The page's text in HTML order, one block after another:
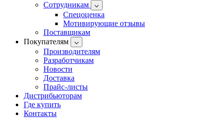
Сотрудникам
Спецоценка
Мотивирующие отзывы
Поставщикам
Покупателям
Производителям
Разработчикам
Новости
Доставка
Прайс-листы
Дистрибьюторам
Где купить
Контакты